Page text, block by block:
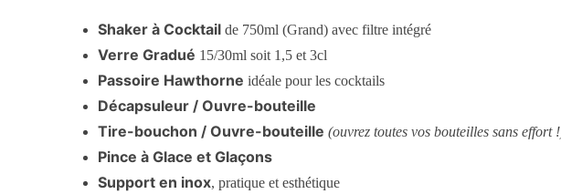
Shaker à Cocktail de 750ml (Grand) avec filtre intégré
Verre Gradué 15/30ml soit 1,5 et 3cl
Passoire Hawthorne idéale pour les cocktails
Décapsuleur / Ouvre-bouteille
Tire-bouchon / Ouvre-bouteille(ouvrez toutes vos bouteilles sans effort
Pince à Glace et Glaçons
Support en inox, pratique et esthétique